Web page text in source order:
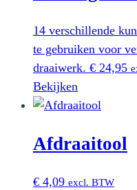
14 verschillende
te gebruiken voor
draaiwerk. € 24,95
Bekijken
Afdraaitool
€ 4,09 excl. BTW